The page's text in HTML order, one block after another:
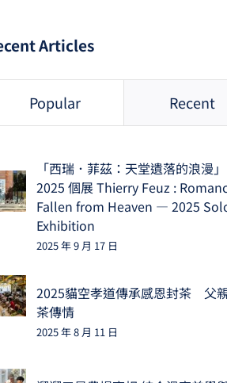
Articles
Popular Recent
「西瑞．菲茲：天堂遺落的浪漫
2025 個展 Thierry Feuz :
Fallen from Heaven — 2025
Exhibition
2025 年 9 月 17 日
2025貓空孝道傳承感恩封茶 父
茶傳情
2025 年 8 月 11 日